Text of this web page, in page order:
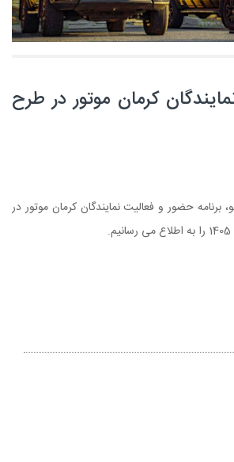
کرمان موتور در طرح
حضور و فعالیت نمایندگان کرمان موتور در